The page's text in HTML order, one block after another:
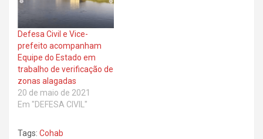
Defesa Civil e Vice-
prefeito acompanham
Equipe do Estado em
trabalho de verificação de
zonas alagadas
20 de maio de 2021
Em "DEFESA CIVIL"
Tags: Cohab